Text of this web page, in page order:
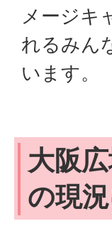
メージキ
れるみん
います。
大阪
の現